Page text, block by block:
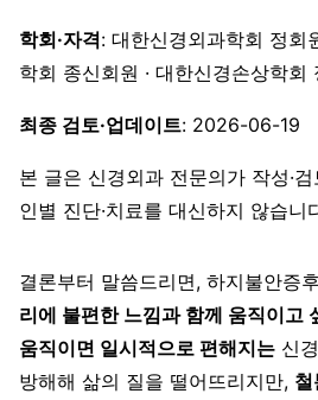
학회·자격: 대한신경외과학회 정회
학회 종신회원 · 대한신경손상학회
최종 검토·업데이트: 2026-06-19
본 글은 신경외과 전문의가 작성·
인별 진단·치료를 대신하지 않습니
결론부터 말씀드리면, 하지불안증
리에 불편한 느낌과 함께 움직이고
움직이면 일시적으로 편해지는 신
방해해 삶의 질을 떨어뜨리지만,